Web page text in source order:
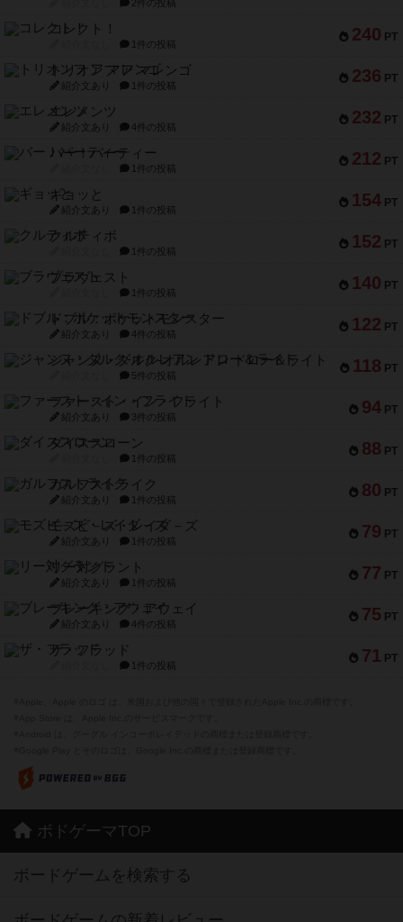
2件の投稿
240 PT
コレクト！
1件の投稿
236 PT
トリオンフ ア マレンゴ
紹介文あり 1件の投稿
232 PT
エレメンツ
紹介文あり 4件の投稿
212 PT
バー！パーティー
1件の投稿
154 PT
ギョッと
紹介文あり 1件の投稿
152 PT
クルティボ
1件の投稿
140 PT
ブラヴェスト
1件の投稿
122 PT
ドブル：ポケットモンスター
紹介文あり 4件の投稿
118 PT
ジャンヌ・ダルク-オルレアン ドロー＆ライト
5件の投稿
94 PT
ファースト・イン・フライト
紹介文あり 3件の投稿
88 PT
ダイススローン
1件の投稿
80 PT
ガルフストライク
紹介文あり 1件の投稿
79 PT
モズビ－ズ・レイダ－ズ
紹介文あり 1件の投稿
77 PT
リー対グラント
紹介文あり 1件の投稿
75 PT
ブレーキング・アウェイ
紹介文あり 4件の投稿
71 PT
ザ・フラッド
1件の投稿
ボドゲーマTOP
ボードゲームを検索する